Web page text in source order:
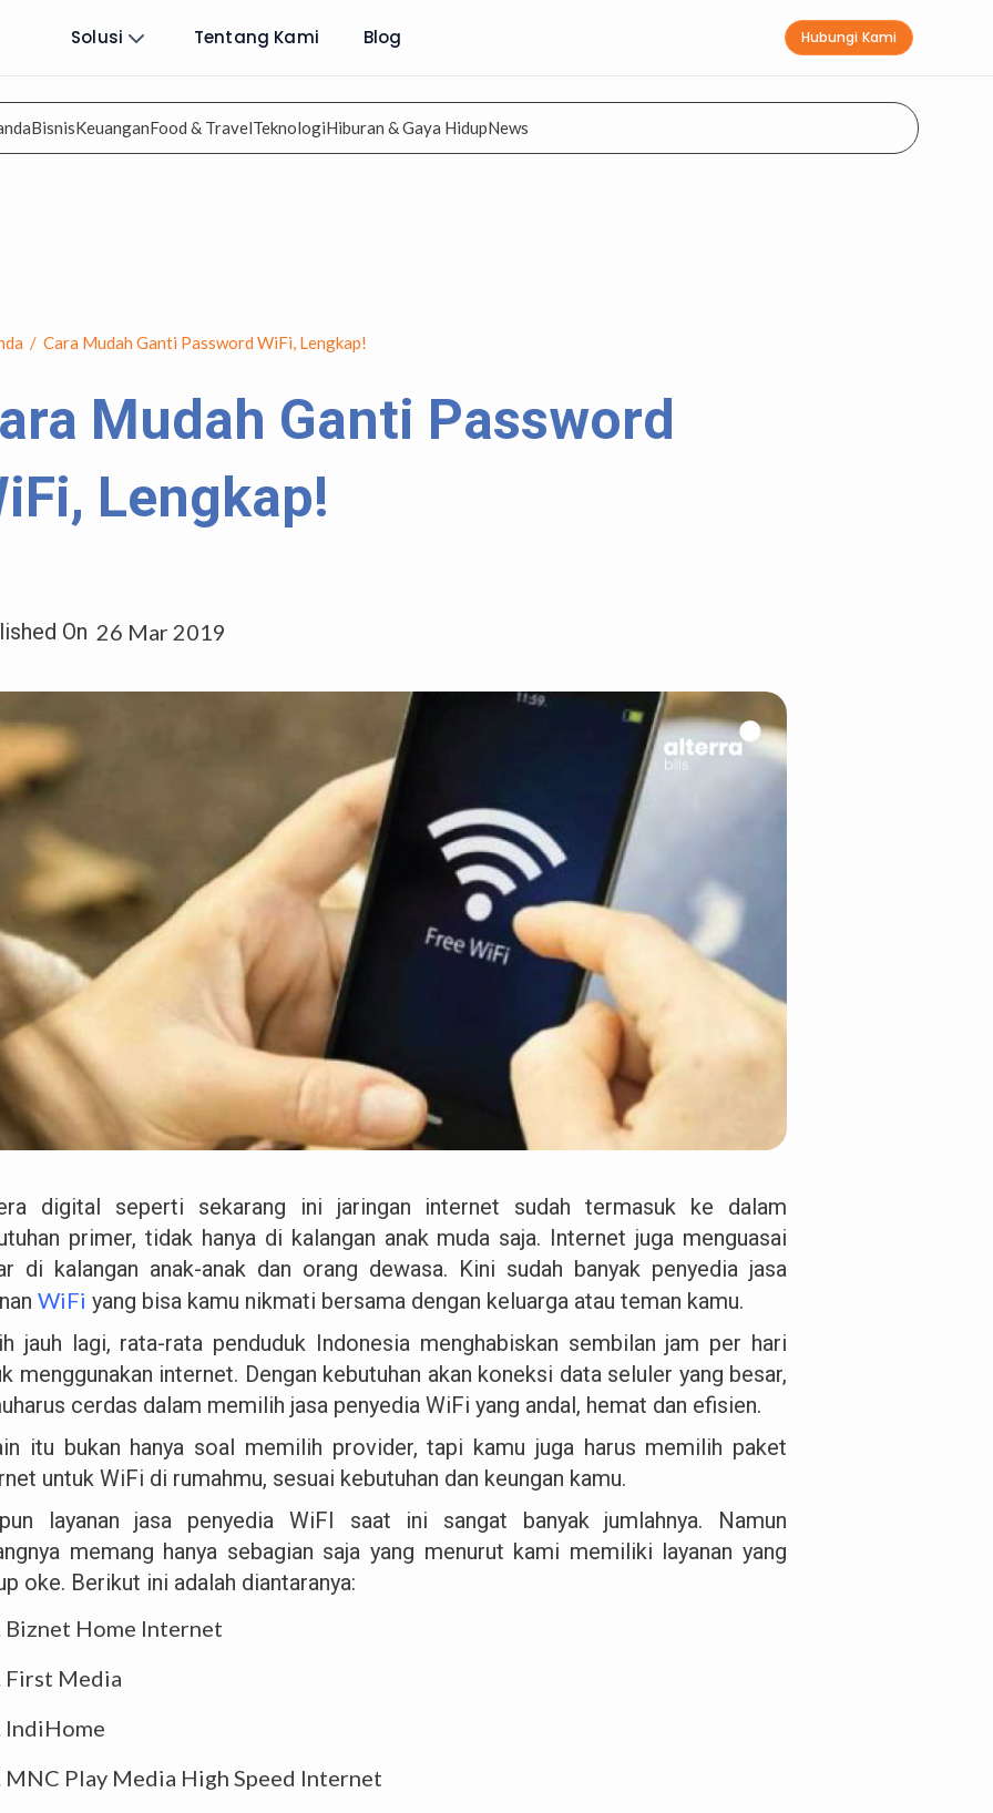
Solusi Tentang Kami Blog Hubungi Kami
BisnisKeuanganFood & TravelTeknologiHiburan & Gaya HidupNews
/Cara Mudah Ganti Password WiFi, Lengkap!
Mudah Ganti Password
Lengkap!
On 26 Mar 2019
digital seperti sekarang ini jaringan internet sudah termasuk ke dalam
primer, tidak hanya di kalangan anak muda saja. Internet juga menguasai
di kalangan anak-anak dan orang dewasa. Kini sudah banyak penyedia jasa
WiFi yang bisa kamu nikmati bersama dengan keluarga atau teman kamu.
jauh lagi, rata-rata penduduk Indonesia menghabiskan sembilan jam per hari
menggunakan internet. Dengan kebutuhan akan koneksi data seluler yang besar,
cerdas dalam memilih jasa penyedia WiFi yang andal, hemat dan efisien.
itu bukan hanya soal memilih provider, tapi kamu juga harus memilih paket
untuk WiFi di rumahmu, sesuai kebutuhan dan keungan kamu.
layanan jasa penyedia WiFI saat ini sangat banyak jumlahnya. Namun
memang hanya sebagian saja yang menurut kami memiliki layanan yang
oke. Berikut ini adalah diantaranya:
Biznet Home Internet
First Media
IndiHome
MNC Play Media High Speed Internet